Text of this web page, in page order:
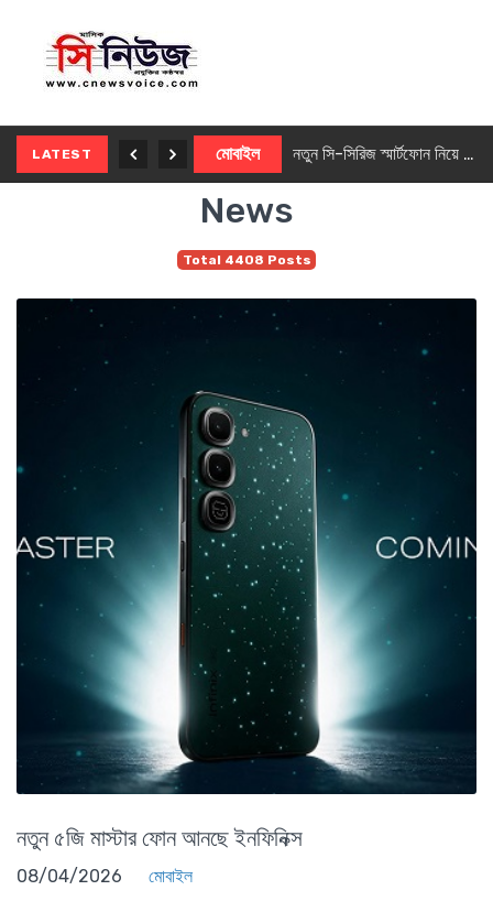
LATEST মোবাইল নতুন সি-সিরিজ স্মার্টফোন নিয়ে আসছে রিয়েলমি
News
Total 4408 Posts
নতুন ৫জি মাস্টার ফোন আনছে ইনফিনিক্স
08/04/2026 মোবাইল